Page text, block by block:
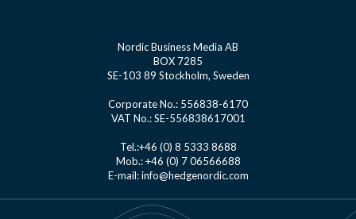
Nordic Business Media AB
BOX 7285
SE-103 89 Stockholm, Sweden
Corporate No.: 556838-6170
VAT No.: SE-556838617001
Tel.:+46 (0) 8 5333 8688
Mob.: +46 (0) 7 06566688
E-mail: info@hedgenordic.com